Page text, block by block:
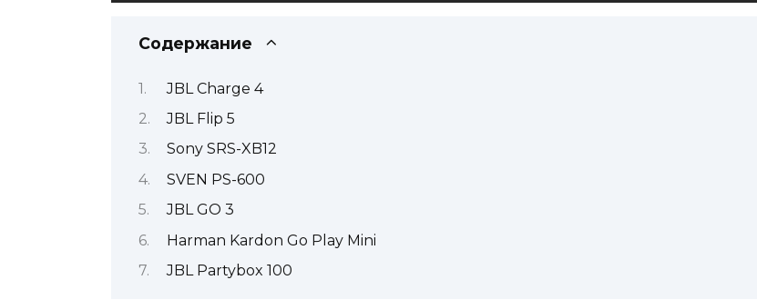
Содержание
JBL Charge 4
JBL Flip 5
Sony SRS-XB12
SVEN PS-600
JBL GO 3
Harman Kardon Go Play Mini
JBL Partybox 100